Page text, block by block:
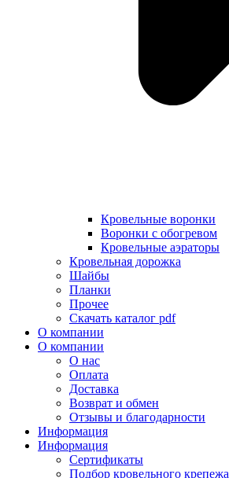
Кровельные воронки
Воронки с обогревом
Кровельные аэраторы
Кровельная дорожка
Шайбы
Планки
Прочее
Скачать каталог pdf
О компании
О компании
О нас
Оплата
Доставка
Возврат и обмен
Отзывы и благодарности
Информация
Информация
Сертификаты
Подбор кровельного крепежа